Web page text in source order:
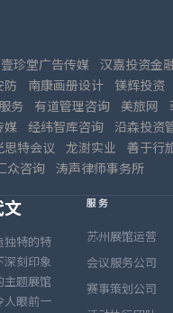
壹珍堂广告传媒 汉嘉投资金
防 南康画册设计 镁辉投资
务 有道管理咨询 美旅网
媒 经纬智库咨询 沿森投资
思特会议 龙澍实业 善于行
众咨询 涛声律师事务所
文
独特的特
深刻印象
主题展馆
人眼前一
服务
苏州展馆运营
会议服务公司
赛事策划公司